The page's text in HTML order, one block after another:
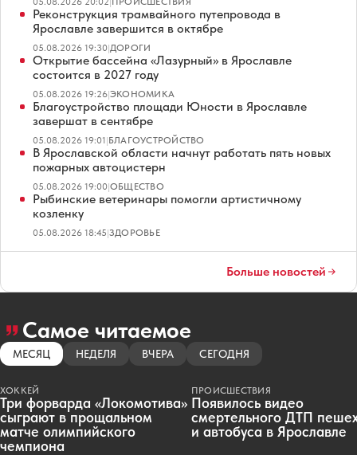
Реконструкция трамвайного путепровода в
Ярославле завершится в октябре
05.08.2026 19:30|ДОРОГИ
Открытие бассейна «Лазурный» в Ярославле
состоится в 2027 году
05.08.2026 19:26|ЭКОНОМИКА
Благоустройство площади Юности в Ярославле
завершат в сентябре
05.08.2026 19:01|БЛАГОУСТРОЙСТВО
В Ярославской области начнут работать пять новых
пожарных автоцистерн
05.08.2026 19:00|ОБЩЕСТВО
Рыбинские ветеринары помогли артистичному
козленку
05.08.2026 18:45|ЗДОРОВЬЕ
Больше новостей
Самое читаемое
МЕСЯЦ НЕДЕЛЯ ВЧЕРА СЕГОДНЯ
ХОККЕЙ
Три форварда «Локомотива»
сыграют в прощальном
матче олимпийского
чемпиона
ПРОИСШЕСТВИЯ
Появилось видео
смертельного ДТП
и автобуса в Ярославле